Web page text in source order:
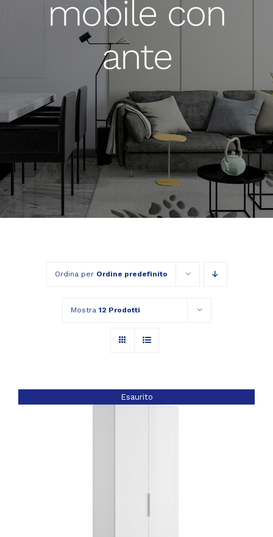
mobile con
ante
Ordina per Ordine predefinito
Mostra 12 Prodotti
Esaurito